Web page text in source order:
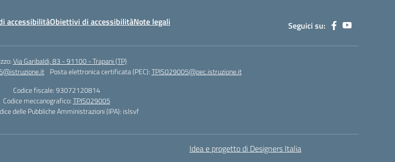
accessibilitàObiettivi di accessibilitàNote legali Seguici su:
Via Garibaldi, 83 - 91100 - Trapani (TP)
Posta elettronica certificata (PEC):TPIS029005@pec.istruzione.it
Codice fiscale: 93072120814
Codice meccanografico:TPIS029005
delle Pubbliche Amministrazioni (IPA): islsvf
Idea e progetto di Designers Italia